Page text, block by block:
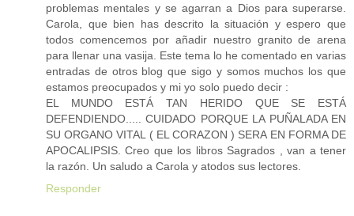
problemas mentales y se agarran a Dios para superarse.
Carola, que bien has descrito la situación y espero que
todos comencemos por añadir nuestro granito de arena
para llenar una vasija. Este tema lo he comentado en varias
entradas de otros blog que sigo y somos muchos los que
estamos preocupados y mi yo solo puedo decir :
EL MUNDO ESTÁ TAN HERIDO QUE SE ESTÁ
DEFENDIENDO..... CUIDADO PORQUE LA PUÑALADA EN
SU ORGANO VITAL ( EL CORAZON ) SERA EN FORMA DE
APOCALIPSIS. Creo que los libros Sagrados , van a tener
la razón. Un saludo a Carola y atodos sus lectores.
Responder